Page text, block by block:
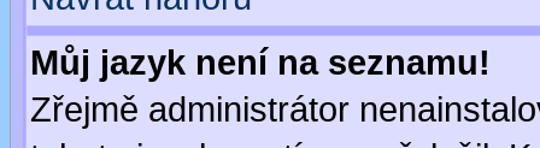
Můj jazyk není na seznamu!
Zřejmě administrátor